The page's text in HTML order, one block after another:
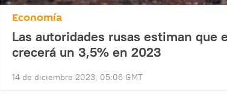
Economía
Las autoridades rusas estiman que
crecerá un 3,5% en 2023
14 de diciembre 2023, 05:06 GMT